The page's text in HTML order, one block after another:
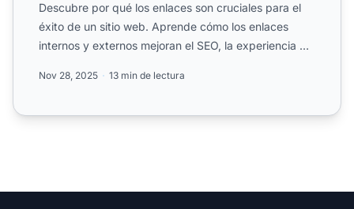
Descubre por qué los enlaces son cruciales para el
éxito de un sitio web. Aprende cómo los enlaces
internos y externos mejoran el SEO, la experiencia del
Nov 28, 2025 13 min de lectura